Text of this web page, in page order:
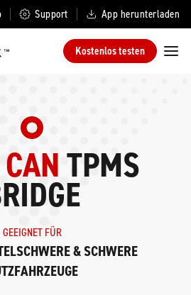
Support App herunterladen
Kostenlos testen
TPMS
GEEIGNET FÜR
& SCHWERE